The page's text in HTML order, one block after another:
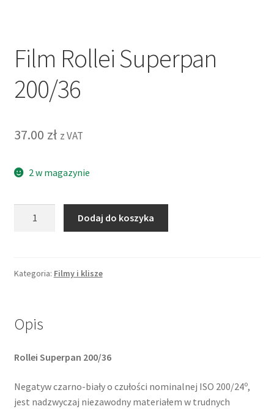
Film Rollei Superpan
200/36
37.00 zł z VAT
2 w magazynie
200/36
Dodaj do koszyka
Kategoria: Filmy i klisze
Opis
Rollei Superpan 200/36
Negatyw czarno-biały o czułości nominalnej ISO 200/24o,
jest nadzwyczaj niezawodny materiałem w trudnych